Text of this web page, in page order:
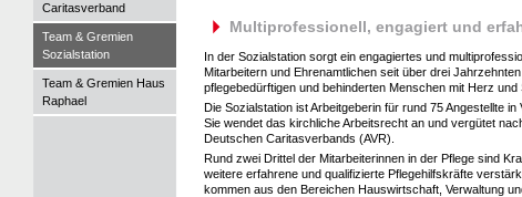
Caritasverband
Team & Gremien
Sozialstation
Team & Gremien Haus
Raphael
Multiprofessionell, engagiert und
In der Sozialstation sorgt ein engagiertes und
Mitarbeitern und Ehrenamtlichen seit über drei
pflegebedürftigen und behinderten Menschen mit Herz und
Die Sozialstation ist Arbeitgeberin für rund 75 Angestellte in
Sie wendet das kirchliche Arbeitsrecht an und vergütet
Deutschen Caritasverbands (AVR).
Rund zwei Drittel der Mitarbeiterinnen in der Pflege sind
weitere erfahrene und qualifizierte Pflegehilfskräfte
kommen aus den Bereichen Hauswirtschaft, Verwaltung